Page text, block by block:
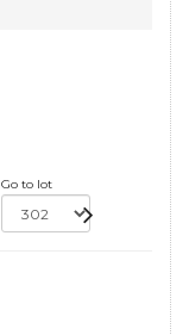
Go to lot